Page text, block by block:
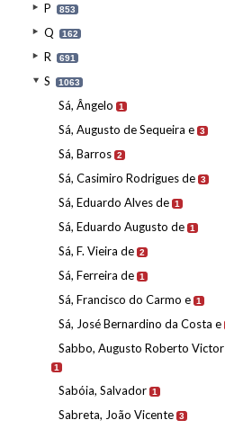
P 853
Q 162
R 691
S 1063
Sá, Ângelo 1
Sá, Augusto de Sequeira e 3
Sá, Barros 2
Sá, Casimiro Rodrigues de 3
Sá, Eduardo Alves de 1
Sá, Eduardo Augusto de 1
Sá, F. Vieira de 2
Sá, Ferreira de 1
Sá, Francisco do Carmo e 1
Sá, José Bernardino da Costa e
Sabbo, Augusto Roberto Victor
1
Sabóia, Salvador 1
Sabreta, João Vicente 3